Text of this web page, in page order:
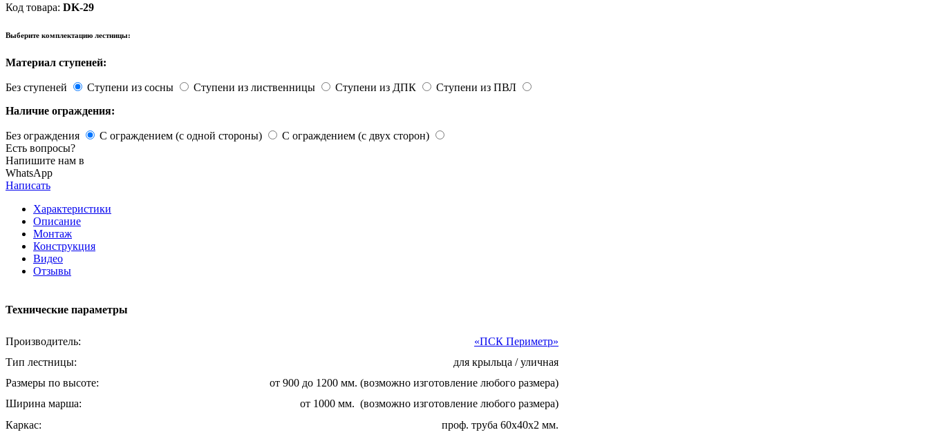
Код товара: DK-29
Выберите комплектацию лестницы:
Материал ступеней:
Без ступеней Ступени из сосны Ступени из лиственницы Ступени из ДПК
Ступени из ПВЛ
Наличие ограждения:
Без ограждения С ограждением (с одной стороны)
С ограждением (с двух сторон)
Есть вопросы?
Напишите нам в
WhatsApp
Написать
Характеристики
Описание
Монтаж
Конструкция
Видео
Отзывы
Технические параметры
Производитель:
«ПСК Периметр»
Тип лестницы:
для крыльца / уличная
Размеры по высоте:
от 900 до 1200 мм. (возможно изготовление любого размера)
Ширина марша:
от 1000 мм. (возможно изготовление любого размера)
Каркас:
проф. труба 60х40х2 мм.